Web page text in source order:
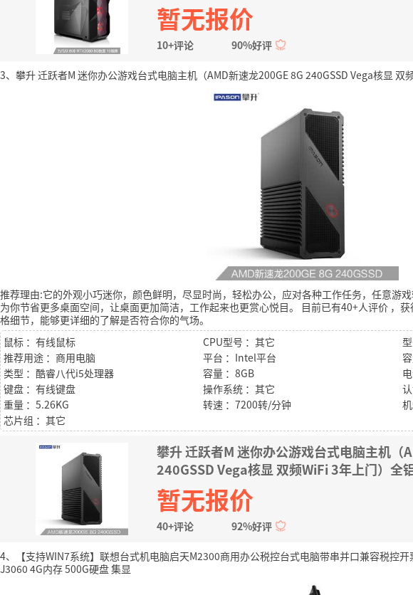
暂无报价
10+评论 90%好评
3、攀升 迁跃者M 迷你办公游戏台式电脑主机（AMD新速龙200GE 8G 240GSSD Vega核显 双
推荐理由:它的外观小巧迷你，颜色鲜明，尽显时尚，轻松办公，应对各种工作任务，任意游
为你节省更多桌面空间，让桌面更加简洁，工作起来也更赏心悦目。
目前已有40+人评价 ，
格细节，能够更详细的了解是否符合你的气场。
鼠标 ：有线鼠标
CPU型号 ：其它
推荐用途 ：商用电脑
平台 ：Intel平台
类型 ：酷睿八代i5处理器
容量 ：8GB
键盘 ：有线键盘
操作系统 ：其它
重量 ：5.26KG
转速 ：7200转/分钟
芯片组 ：其它
攀升 迁跃者M 迷你办公游戏台式电脑主机（
240GSSD Vega核显 双频WiFi 3年上门）全
暂无报价
40+评论 92%好评
4、【支持WIN7系统】联想台式机电脑启天M2300商用办公税控台式电脑带串并口兼容税控开
J3060 4G内存 500G硬盘 集显